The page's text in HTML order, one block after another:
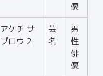
優
アケチ サ
ブロウ 2
芸
名
男
性
俳
優